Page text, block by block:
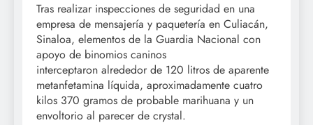
Tras realizar inspecciones de seguridad en una
empresa de mensajería y paquetería en Culiacán,
Sinaloa, elementos de la Guardia Nacional con
apoyo de binomios caninos
interceptaron alrededor de 120 litros de aparente
metanfetamina líquida, aproximadamente cuatro
kilos 370 gramos de probable marihuana y un
envoltorio al parecer de crystal.